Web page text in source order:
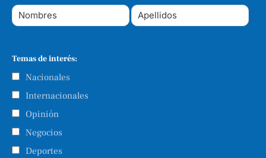
Temas de interés:
Nacionales
Internacionales
Opinión
Negocios
Deportes